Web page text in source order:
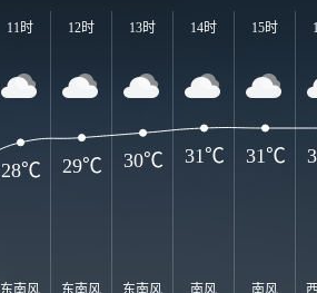
11时
东南风
12时
东南风
13时
东南风
14时
南风
15时
南风
28℃ 29℃ 30℃ 31℃ 31℃